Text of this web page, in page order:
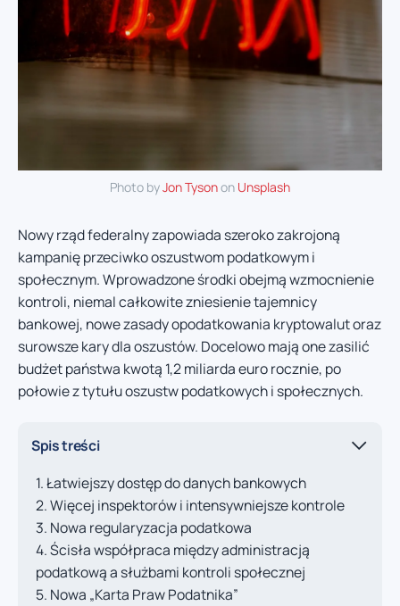
Photo byJon Tysonon Unsplash
Nowy rząd federalny zapowiada szeroko zakrojoną
kampanię przeciwko oszustwom podatkowym i
społecznym. Wprowadzone środki obejmą wzmocnienie
kontroli, niemal całkowite zniesienie tajemnicy
bankowej, nowe zasady opodatkowania kryptowalut oraz
surowsze kary dla oszustów. Docelowo mają one zasilić
budżet państwa kwotą 1,2 miliarda euro rocznie, po
połowie z tytułu oszustw podatkowych i społecznych.
Spis treści
Łatwiejszy dostęp do danych bankowych
Więcej inspektorów i intensywniejsze kontrole
Nowa regularyzacja podatkowa
Ścisła współpraca między administracją
podatkową a służbami kontroli społecznej
Nowa „Karta Praw Podatnika”